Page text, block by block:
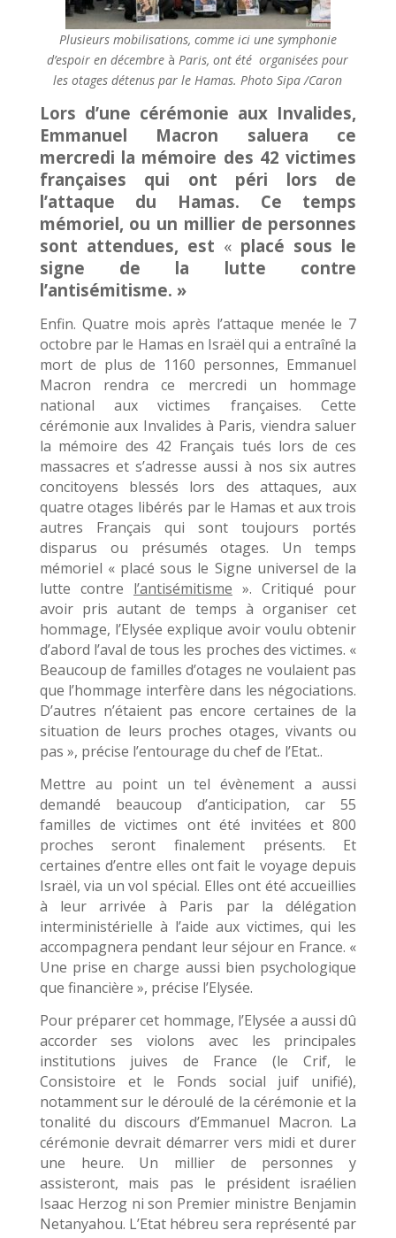
Plusieurs mobilisations, comme ici une symphonie
d’espoir en décembre àParis,ont étéorganisées pour
les otages détenus par le Hamas. Photo Sipa /Caron
Lors d’une cérémonie aux Invalides,
Emmanuel Macron saluera ce
mercredi la mémoire des 42 victimes
françaises qui ont péri lors de
l’attaque du Hamas. Ce temps
mémoriel, ou un millier de personnes
sont attendues, est « placé sous le
signe de la lutte contre
l’antisémitisme. »
Enfin. Quatre mois après l’attaque menée le 7
octobre par le Hamas en Israël qui a entraîné la
mort de plus de 1160 personnes, Emmanuel
Macron rendra ce mercredi un hommage
national aux victimes françaises. Cette
cérémonie aux Invalides à Paris, viendra saluer
la mémoire des 42 Français tués lors de ces
massacres et s’adresse aussi à nos six autres
concitoyens blessés lors des attaques, aux
quatre otages libérés par le Hamas et aux trois
autres Français qui sont toujours portés
disparus ou présumés otages. Un temps
mémoriel « placé sous le Signe universel de la
lutte contre l’antisémitisme ». Critiqué pour
avoir pris autant de temps à organiser cet
hommage, l’Elysée explique avoir voulu obtenir
d’abord l’aval de tous les proches des victimes. «
Beaucoup de familles d’otages ne voulaient pas
que l’hommage interfère dans les négociations.
D’autres n’étaient pas encore certaines de la
situation de leurs proches otages, vivants ou
pas », précise l’entourage du chef de l’Etat..
Mettre au point un tel évènement a aussi
demandé beaucoup d’anticipation, car 55
familles de victimes ont été invitées et 800
proches seront finalement présents. Et
certaines d’entre elles ont fait le voyage depuis
Israël, via un vol spécial. Elles ont été accueillies
à leur arrivée à Paris par la délégation
interministérielle à l’aide aux victimes, qui les
accompagnera pendant leur séjour en France. «
Une prise en charge aussi bien psychologique
que financière », précise l’Elysée.
Pour préparer cet hommage, l’Elysée a aussi dû
accorder ses violons avec les principales
institutions juives de France (le Crif, le
Consistoire et le Fonds social juif unifié),
notamment sur le déroulé de la cérémonie et la
tonalité du discours d’Emmanuel Macron. La
cérémonie devrait démarrer vers midi et durer
une heure. Un millier de personnes y
assisteront, mais pas le président israélien
Isaac Herzog ni son Premier ministre Benjamin
Netanyahou. L’Etat hébreu sera représenté par